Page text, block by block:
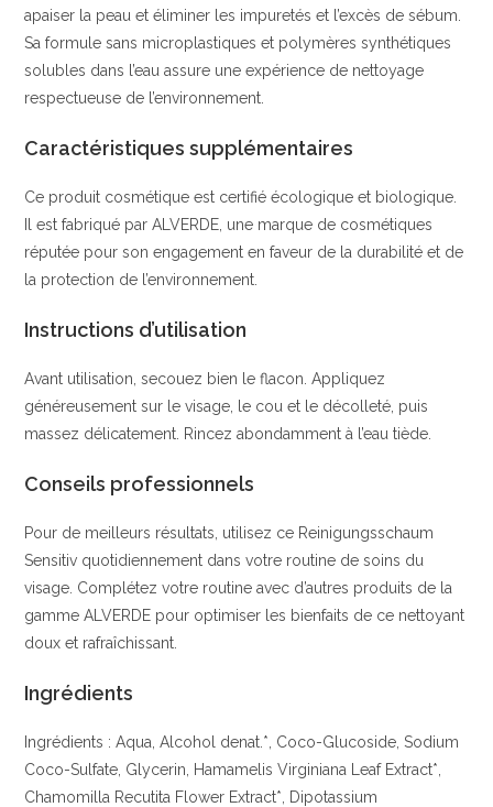
apaiser la peau et éliminer les impuretés et l’excès de sébum.
Sa formule sans microplastiques et polymères synthétiques
solubles dans l’eau assure une expérience de nettoyage
respectueuse de l’environnement.
Caractéristiques supplémentaires
Ce produit cosmétique est certifié écologique et biologique.
Il est fabriqué par ALVERDE, une marque de cosmétiques
réputée pour son engagement en faveur de la durabilité et de
la protection de l’environnement.
Instructions d’utilisation
Avant utilisation, secouez bien le flacon. Appliquez
généreusement sur le visage, le cou et le décolleté, puis
massez délicatement. Rincez abondamment à l’eau tiède.
Conseils professionnels
Pour de meilleurs résultats, utilisez ce Reinigungsschaum
Sensitiv quotidiennement dans votre routine de soins du
visage. Complétez votre routine avec d’autres produits de la
gamme ALVERDE pour optimiser les bienfaits de ce nettoyant
doux et rafraîchissant.
Ingrédients
Ingrédients : Aqua, Alcohol denat.*, Coco-Glucoside, Sodium
Coco-Sulfate, Glycerin, Hamamelis Virginiana Leaf Extract*,
Chamomilla Recutita Flower Extract*, Dipotassium